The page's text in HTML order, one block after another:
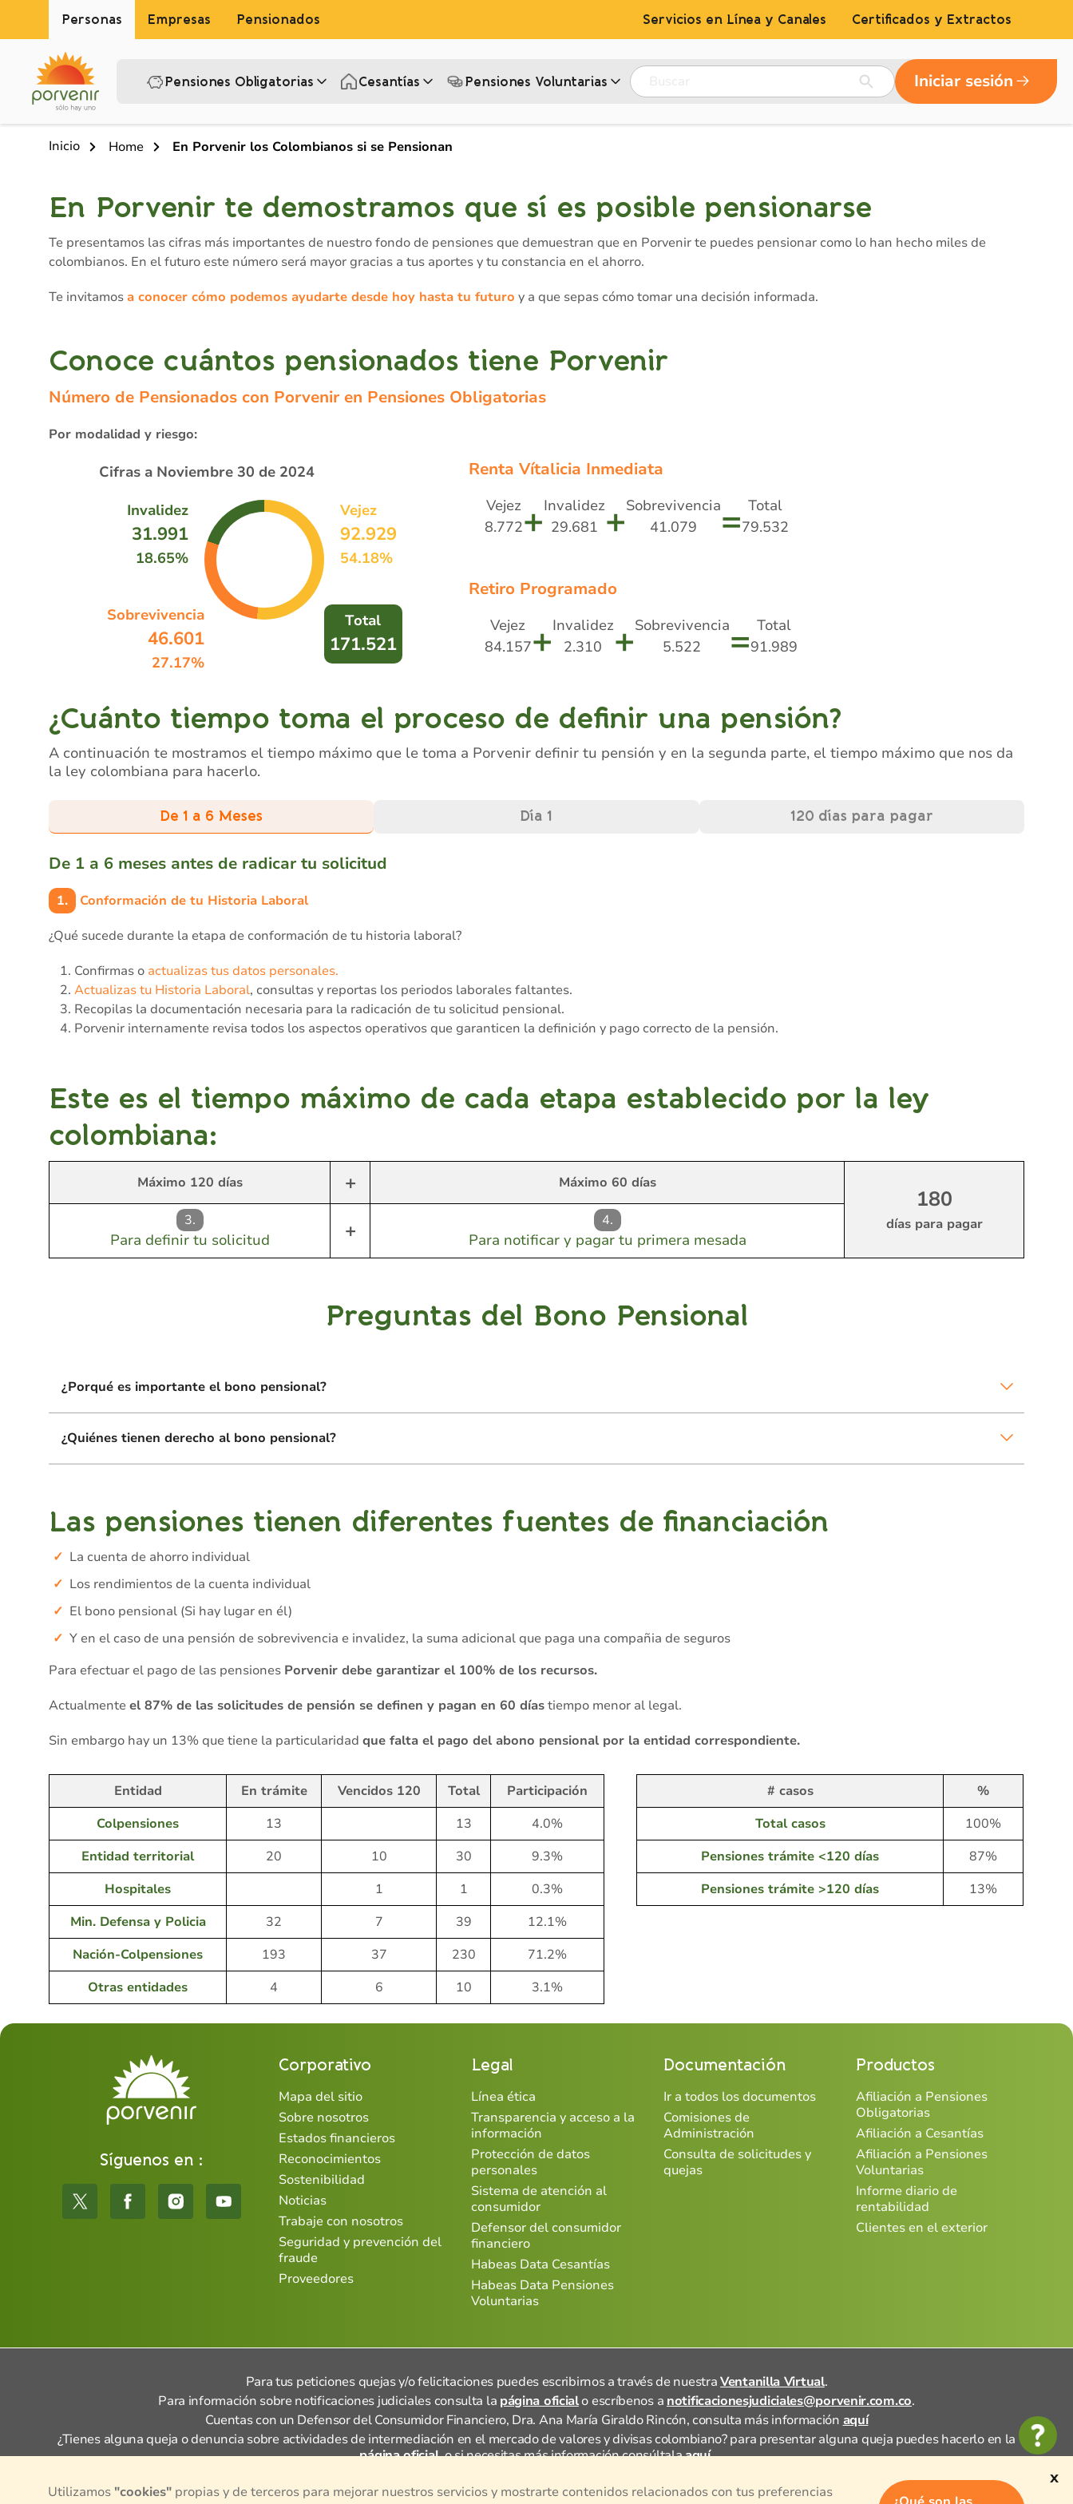
Personas Empresas Pensionados Servicios en Línea y Canales Certificados y Extractos
Pensiones Obligatorias Cesantías Pensiones Voluntarias‎ Iniciar sesión
Inicio Home En Porvenir los Colombianos si se Pensionan
En Porvenir te demostramos que sí es posible pensionarse
Te presentamos las cifras más importantes de nuestro fondo de pensiones que demuestran que en Porvenir te puedes pensionar como lo han hecho miles de
colombianos. En el futuro este número será mayor gracias a tus aportes y tu constancia en el ahorro.
Te invitamosa conocer cómo podemos ayudarte desde hoy hasta tu futuro y a que sepas cómo tomar una decisión informada.
Conoce cuántos pensionados tiene Porvenir
Número de Pensionados con Porvenir en Pensiones Obligatorias
Por modalidad y riesgo:
Cifras a Noviembre 30 de 2024
Invalidez
31.991
18.65%
Sobrevivencia
46.601
27.17%
Vejez
92.929
54.18%
Total
171.521
Renta Vítalicia Inmediata
Vejez
8.772+Invalidez
29.681 +Sobrevivencia
41.079
= Total
79.532
Retiro Programado
Vejez
84.157+Invalidez
2.310
+Sobrevivencia
5.522
= Total
91.989
¿Cuánto tiempo toma el proceso de definir una pensión?
A continuación te mostramos el tiempo máximo que le toma a Porvenir definir tu pensión y en la segunda parte, el tiempo máximo que nos da
la ley colombiana para hacerlo.
De 1 a 6 Meses Día 1 120 días para pagar
De 1 a 6 meses antes de radicar tu solicitud
1.
Conformación de tu Historia Laboral
¿Qué sucede durante la etapa de conformación de tu historia laboral?
Confirmas o actualizas tus datos personales.
Actualizas tu Historia Laboral, consultas y reportas los periodos laborales faltantes.
Recopilas la documentación necesaria para la radicación de tu solicitud pensional.
Porvenir internamente revisa todos los aspectos operativos que garanticen la definición y pago correcto de la pensión.
Este es el tiempo máximo de cada etapa establecido por la ley
colombiana:
Máximo 120 días + Máximo 60 días
180
días para pagar
3.
Para definir tu solicitud + 4.
Para notificar y pagar tu primera mesada
Preguntas del Bono Pensional
¿Porqué es importante el bono pensional?
¿Quiénes tienen derecho al bono pensional?
Las pensiones tienen diferentes fuentes de financiación
La cuenta de ahorro individual
Los rendimientos de la cuenta individual
El bono pensional (Si hay lugar en él)
Y en el caso de una pensión de sobrevivencia e invalidez, la suma adicional que paga una compañia de seguros
Para efectuar el pago de las pensiones Porvenir debe garantizar el 100% de los recursos.
Actualmente el 87% de las solicitudes de pensión se definen y pagan en 60 díastiempo menor al legal.
Sin embargo hay un 13% que tiene la particularidad que falta el pago del abono pensional por la entidad correspondiente.
Entidad En trámite Vencidos 120 Total
Participación
Colpensiones
13 13
4.0%
Entidad territorial
20 10 30
9.3%
Hospitales
1 1
0.3%
Min. Defensa y Policia
32 7 39
12.1%
Nación-Colpensiones
193 37 230
71.2%
Otras entidades
4 6 10 3.1%
# casos
%
Total casos
100%
Pensiones trámite <120 días
87%
Pensiones trámite >120 días
13%
Síguenos en :
Corporativo
Mapa del sitio
Sobre nosotros
Estados financieros
Reconocimientos
Sostenibilidad
Noticias
Trabaje con nosotros
Seguridad y prevención del
fraude
Proveedores
Legal
Línea ética
Transparencia y acceso a la
información
Protección de datos
personales
Sistema de atención al
consumidor
Defensor del consumidor
financiero
Habeas Data Cesantías
Habeas Data Pensiones
Voluntarias
Documentación
Ir a todos los documentos
Comisiones de
Administración
Consulta de solicitudes y
quejas
Productos
Afiliación a Pensiones
Obligatorias
Afiliación a Cesantías
Afiliación a Pensiones
Voluntarias
Informe diario de
rentabilidad
Clientes en el exterior
Para tus peticiones quejas y/o felicitaciones puedes escribirnos a través de nuestraVentanilla Virtual.
Para información sobre notificaciones judiciales consulta la página oficialo escríbenos a notificacionesjudiciales@porvenir.com.co.
Cuentas con un Defensor del Consumidor Financiero, Dra. Ana María Giraldo Rincón, consulta más información aquí
¿Tienes alguna queja o denuncia sobre actividades de intermediación en el mercado de valores y divisas colombiano? para presentar alguna queja puedes hacerlo en la
página oficial,o si necesitas más información consúltalaaquí.
x
Utilizamos "cookies" propias y de terceros para mejorar nuestros servicios y mostrarte contenidos relacionados con tus preferencias